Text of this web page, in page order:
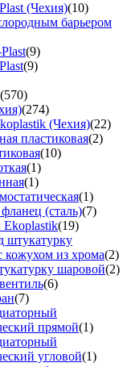
(Чехия)(10)
барьером
(9)
(9)
(570)
(274)
(Чехия)(22)
пластиковая(2)
(10)
(1)
(1)
(1)
(сталь)(7)
(19)
штукатурку
кожухом из хрома(2)
шаровой(2)
(6)
(7)
прямой(1)
угловой(1)